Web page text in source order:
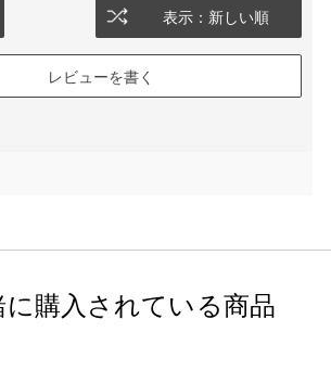
表示：新しい順
レビューを書く
に購入されている商品